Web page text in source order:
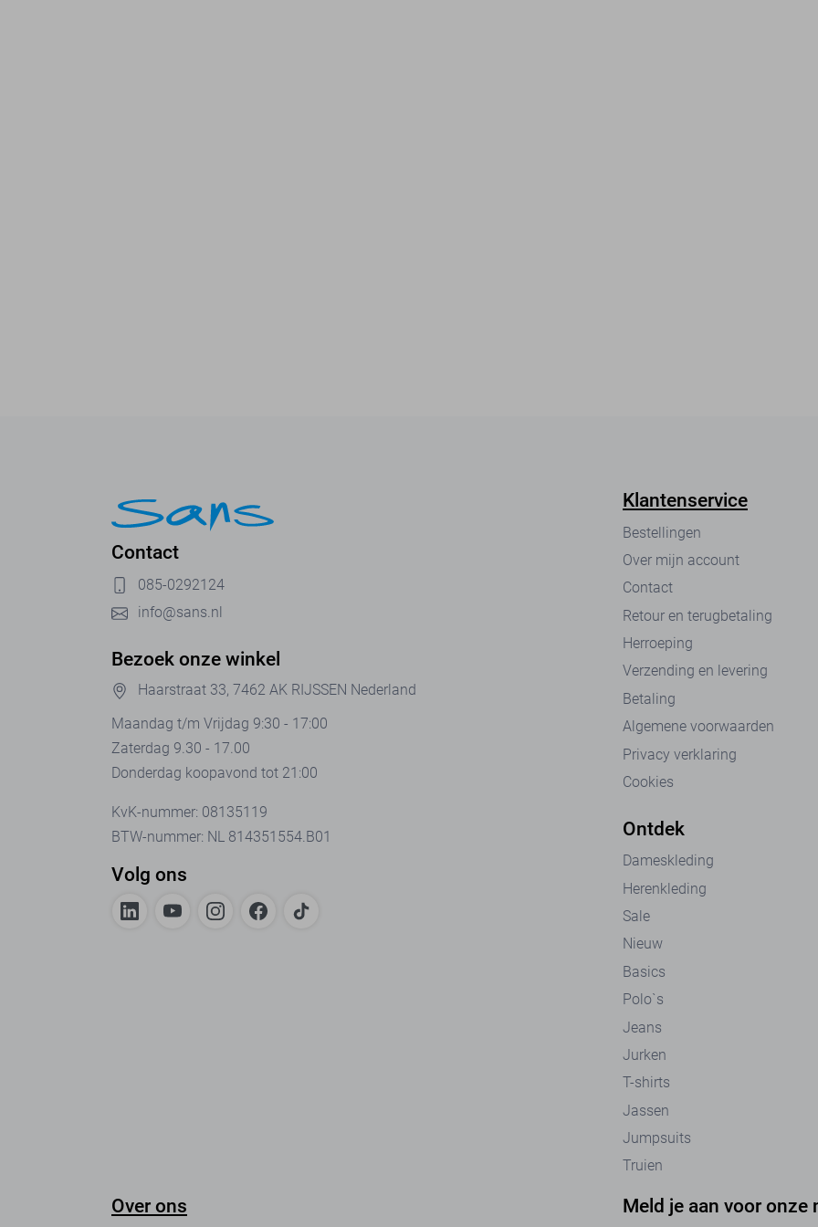
Contact
085-0292124
info@sans.nl
Bezoek onze winkel
Haarstraat 33, 7462 AK RIJSSEN Nederland
Maandag t/m Vrijdag 9:30 - 17:00
Zaterdag 9.30 - 17.00
Donderdag koopavond tot 21:00
KvK-nummer: 08135119
BTW-nummer: NL 814351554.B01
Volg ons
Klantenservice
Bestellingen
Over mijn account
Contact
Retour en terugbetaling
Herroeping
Verzending en levering
Betaling
Algemene voorwaarden
Privacy verklaring
Cookies
Ontdek
Dameskleding
Herenkleding
Sale
Nieuw
Basics
Polo`s
Jeans
Jurken
T-shirts
Jassen
Jumpsuits
Truien
Over ons Meld je aan voor onze